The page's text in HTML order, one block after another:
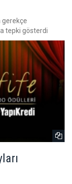
gerekçe
tepki gösterdi